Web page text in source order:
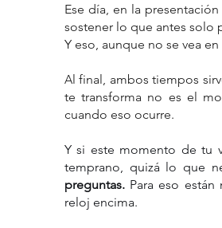
Ese día, en la
sostener lo que antes solo
Y eso, aunque no se vea
Al final, ambos tiempos
te transforma no es el
cuando eso ocurre.
Y si este momento de tu
temprano, quizá lo que
preguntas. Para eso
reloj encima.